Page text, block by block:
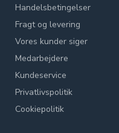
Handelsbetingelser
Fragt og levering
Vores kunder siger
Medarbejdere
Kundeservice
Privatlivspolitik
Cookiepolitik